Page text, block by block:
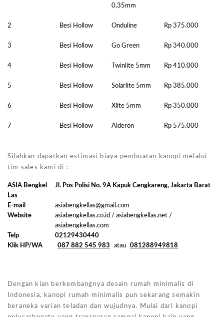
0,35mm
2 Besi Hollow Onduline Rp 375.000
3 Besi Hollow Go Green Rp 340.000
4 Besi Hollow Twinlite 5mm Rp 410.000
5 Besi Hollow Solarlite 5mm Rp 385.000
6 Besi Hollow Xlite 5mm Rp 350.000
7 Besi Hollow Alderon Rp 575.000
Silahkan dapatkan estimasi biaya pembuatan kanopi melalui
tim sales kami di :
ASIA Bengkel
Las
Jl. Pos Polisi No. 9A Kapuk Cengkareng, Jakarta Barat
E-mail
asiabengkellas@gmail.com
Website
asiabengkellas.co.id / asiabengkellas.net /
asiabengkellas.com
Telp
02129430440
Klik HP/WA
087 882 545 983 atau 081288949818
Dengan kian berkembangnya desain rumah minimalis di
Indonesia, kanopi rumah minimalis pun sekarang semakin
beraneka varian teladan dan wujudnya. Mulai dari kanopi